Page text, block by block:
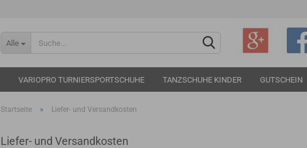
Sprache auswählen
Alle
VARIOPRO TURNIERSPORTSCHUHE TANZSCHUHE KINDER GUTSCHEIN
Startseite » Liefer- und Versandkosten
Liefer- und Versandkosten